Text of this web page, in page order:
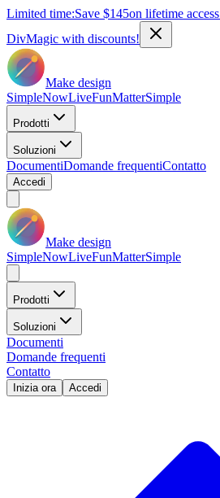
Limited time:Save $145on lifetime access
DivMagic with discounts!
Make design
SimpleNowLiveFunMatterSimple
Prodotti
Soluzioni
DocumentiDomande frequentiContatto
Accedi
Make design
SimpleNowLiveFunMatterSimple
Prodotti
Soluzioni
Documenti
Domande frequenti
Contatto
Inizia ora Accedi